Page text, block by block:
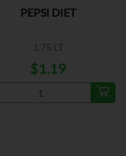
PEPSI DIET
1.75 LT
$1.19